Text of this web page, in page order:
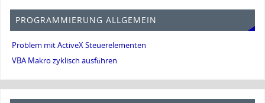
PROGRAMMIERUNG ALLGEMEIN
Problem mit ActiveX Steuerelementen
VBA Makro zyklisch ausführen